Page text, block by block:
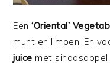
Een‘Oriental’
munt en limoen. En
juice met